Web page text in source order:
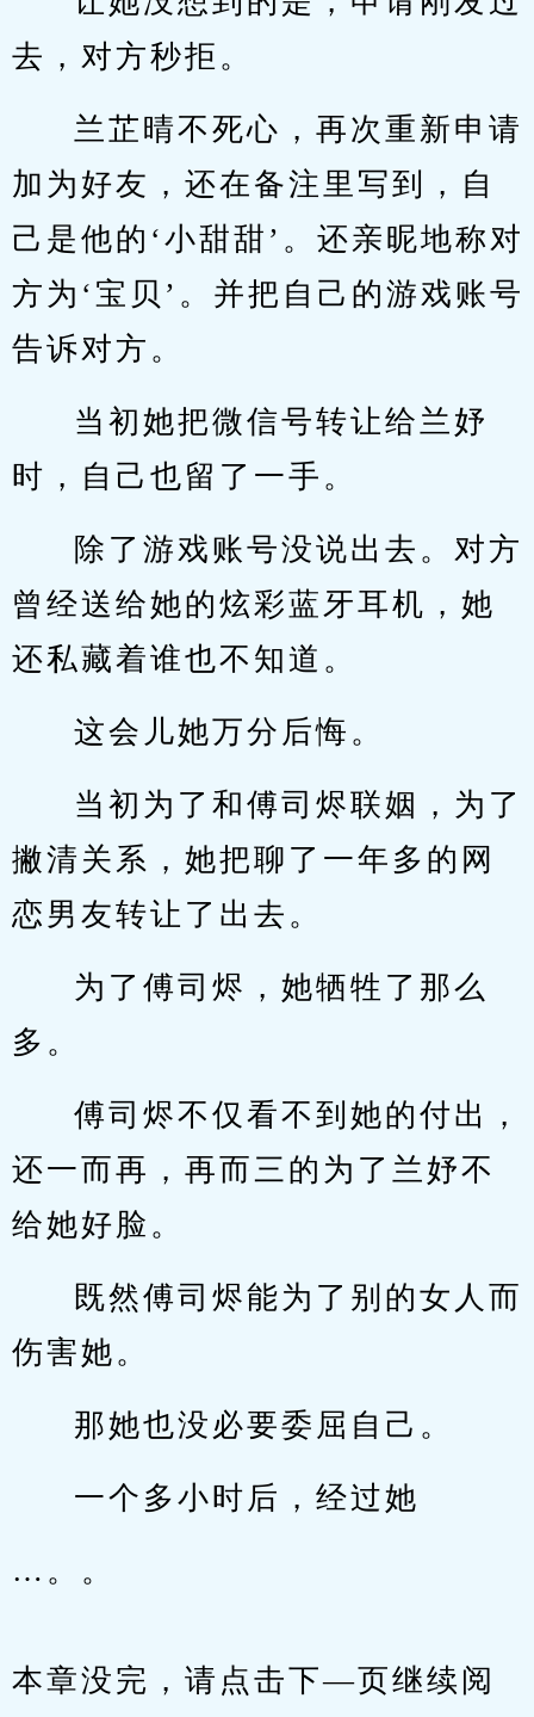
去，对方秒拒。
兰芷晴不死心，再次重新申请
加为好友，还在备注里写到，自
己是他的‘小甜甜’。还亲昵地称对
方为‘宝贝’。并把自己的游戏账号
告诉对方。
当初她把微信号转让给兰妤
时，自己也留了一手。
除了游戏账号没说出去。对方
曾经送给她的炫彩蓝牙耳机，她
还私藏着谁也不知道。
这会儿她万分后悔。
当初为了和傅司烬联姻，为了
撇清关系，她把聊了一年多的网
恋男友转让了出去。
为了傅司烬，她牺牲了那么
多。
傅司烬不仅看不到她的付出，
还一而再，再而三的为了兰妤不
给她好脸。
既然傅司烬能为了别的女人而
伤害她。
那她也没必要委屈自己。
一个多小时后，经过她
…。。
本章没完，请点击下—页继续阅